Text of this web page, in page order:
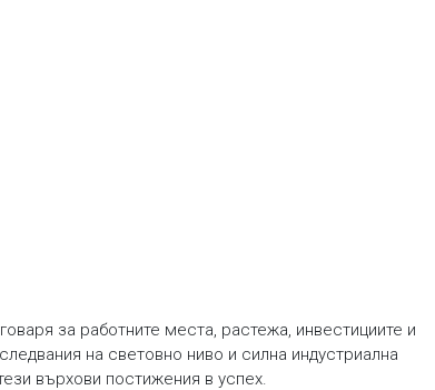
за работните места, растежа, инвестициите и
на световно ниво и силна индустриална
върхови постижения в успех.